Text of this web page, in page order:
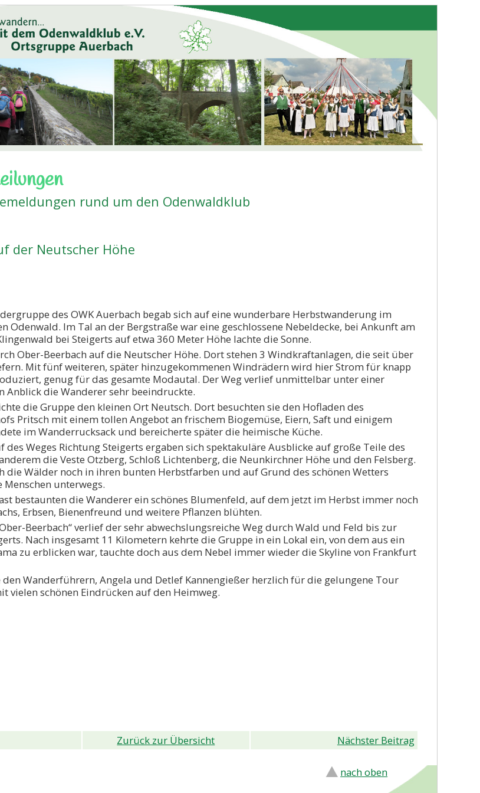
rund um den Odenwaldklub
der Neutscher Höhe
des OWK Auerbach begab sich auf eine wunderbare Herbstwanderung im
Odenwald. Im Tal an der Bergstraße war eine geschlossene Nebeldecke, bei Ankunft am
bei Steigerts auf etwa 360 Meter Höhe lachte die Sonne.
Ober-Beerbach auf die Neutscher Höhe. Dort stehen 3 Windkraftanlagen, die seit über
Mit fünf weiteren, später hinzugekommenen Windrädern wird hier Strom für knapp
genug für das gesamte Modautal. Der Weg verlief unmittelbar unter einer
Anblick die Wanderer sehr beeindruckte.
die Gruppe den kleinen Ort Neutsch. Dort besuchten sie den Hofladen des
Pritsch mit einem tollen Angebot an frischem Biogemüse, Eiern, Saft und einigem
im Wanderrucksack und bereicherte später die heimische Küche.
des Weges Richtung Steigerts ergaben sich spektakuläre Ausblicke auf große Teile des
die Veste Otzberg, Schloß Lichtenberg, die Neunkirchner Höhe und den Felsberg.
die Wälder noch in ihren bunten Herbstfarben und auf Grund des schönen Wetters
unterwegs.
bestaunten die Wanderer ein schönes Blumenfeld, auf dem jetzt im Herbst immer noch
Erbsen, Bienenfreund und weitere Pflanzen blühten.
Beerbach“ verlief der sehr abwechslungsreiche Weg durch Wald und Feld bis zur
Nach insgesamt 11 Kilometern kehrte die Gruppe in ein Lokal ein, von dem aus ein
zu erblicken war, tauchte doch aus dem Nebel immer wieder die Skyline von Frankfurt
den Wanderführern, Angela und Detlef Kannengießer herzlich für die gelungene Tour
vielen schönen Eindrücken auf den Heimweg.
Zurück zur Übersicht Nächster Beitrag
nach oben